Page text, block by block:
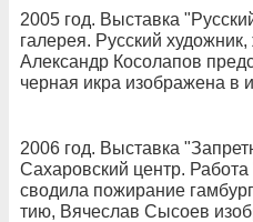
2005 год. Выставка
галерея. Русский
Александр Косолапов
черная икра изображена в
2006 год. Выставка
Сахаровский центр.
сводила пожирание
тию, Вячеслав Сысоев